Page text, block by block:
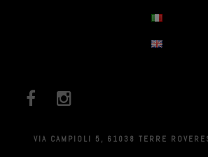
VIA CAMPIOLI 5, 61038 TERRE